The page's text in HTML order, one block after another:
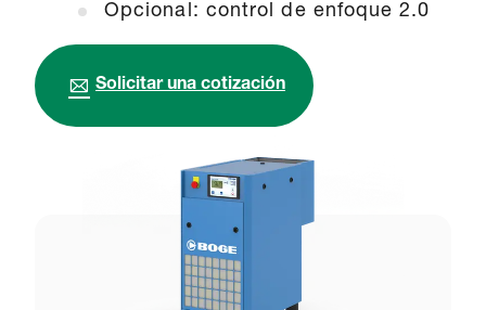
Opcional: control de enfoque 2.0
Solicitar una cotización